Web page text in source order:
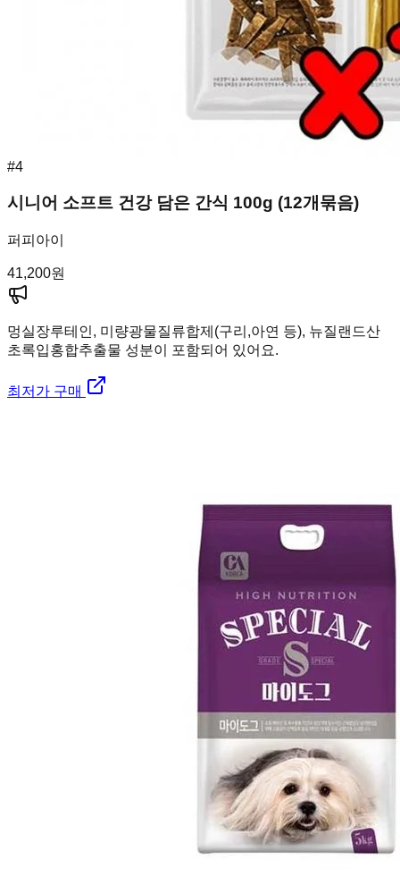
#4
시니어 소프트 건강 담은 간식 100g (12개묶음)
퍼피아이
41,200원
멍실장루테인, 미량광물질류합제(구리,아연 등), 뉴질랜드산
초록입홍합추출물 성분이 포함되어 있어요.
최저가 구매